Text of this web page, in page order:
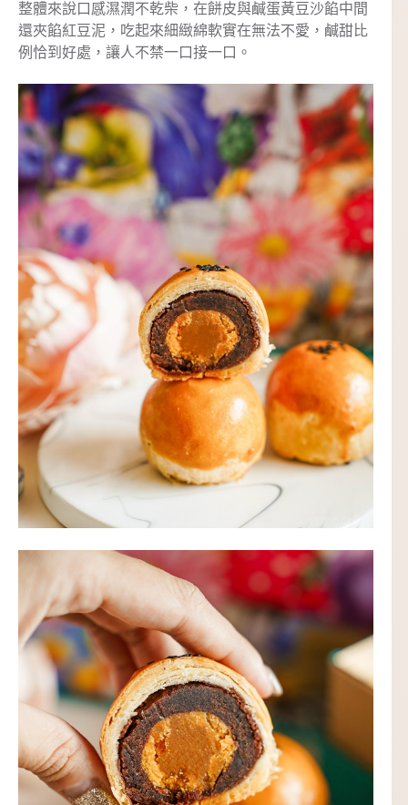
整體來說口感濕潤不乾柴，在餅皮與鹹蛋黃豆沙餡中間
還夾餡紅豆泥，吃起來細緻綿軟實在無法不愛，鹹甜比
例恰到好處，讓人不禁一口接一口。